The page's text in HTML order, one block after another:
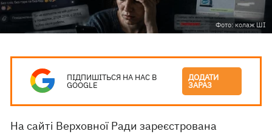
Фото: колаж ШІ
ПІДПИШІТЬСЯ НА НАС В
GOOGLE
ДОДАТИ
ЗАРАЗ
На сайті Верховної Ради зареєстрована